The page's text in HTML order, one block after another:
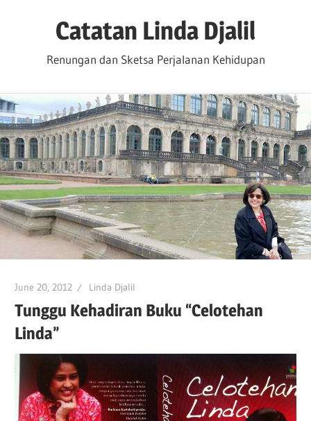
Catatan Linda Djalil
Renungan dan Sketsa Perjalanan Kehidupan
June 20, 2012 Linda Djalil
Tunggu Kehadiran Buku “Celotehan
Linda”